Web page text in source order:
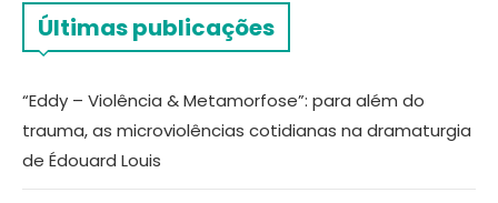
Últimas publicações
“Eddy – Violência & Metamorfose”: para além do
trauma, as microviolências cotidianas na dramaturgia
de Édouard Louis